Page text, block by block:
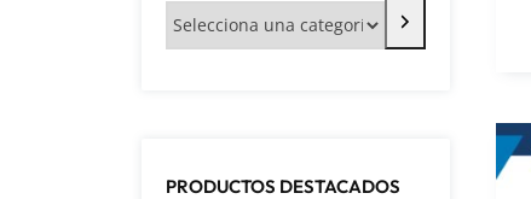
PRODUCTOS DESTACADOS